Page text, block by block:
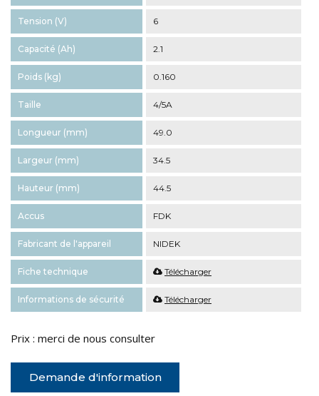
Tension (V) 6
Capacité (Ah) 2.1
Poids (kg) 0.160
Taille 4/5A
Longueur (mm) 49.0
Largeur (mm) 34.5
Hauteur (mm) 44.5
Accus FDK
Fabricant de l'appareil NIDEK
Fiche technique Télécharger
Informations de sécurité Télécharger
Prix : merci de nous consulter
Demande d'information